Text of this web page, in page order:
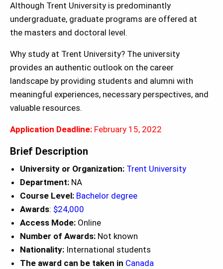
Although Trent University is predominantly
undergraduate, graduate programs are offered at
the masters and doctoral level.
Why study at Trent University? The university
provides an authentic outlook on the career
landscape by providing students and alumni with
meaningful experiences, necessary perspectives, and
valuable resources.
Application Deadline: February 15, 2022
Brief Description
University or Organization: Trent University
Department: NA
Course Level: Bachelor degree
Awards: $24,000
Access Mode: Online
Number of Awards: Not known
Nationality: International students
The award can be taken in Canada